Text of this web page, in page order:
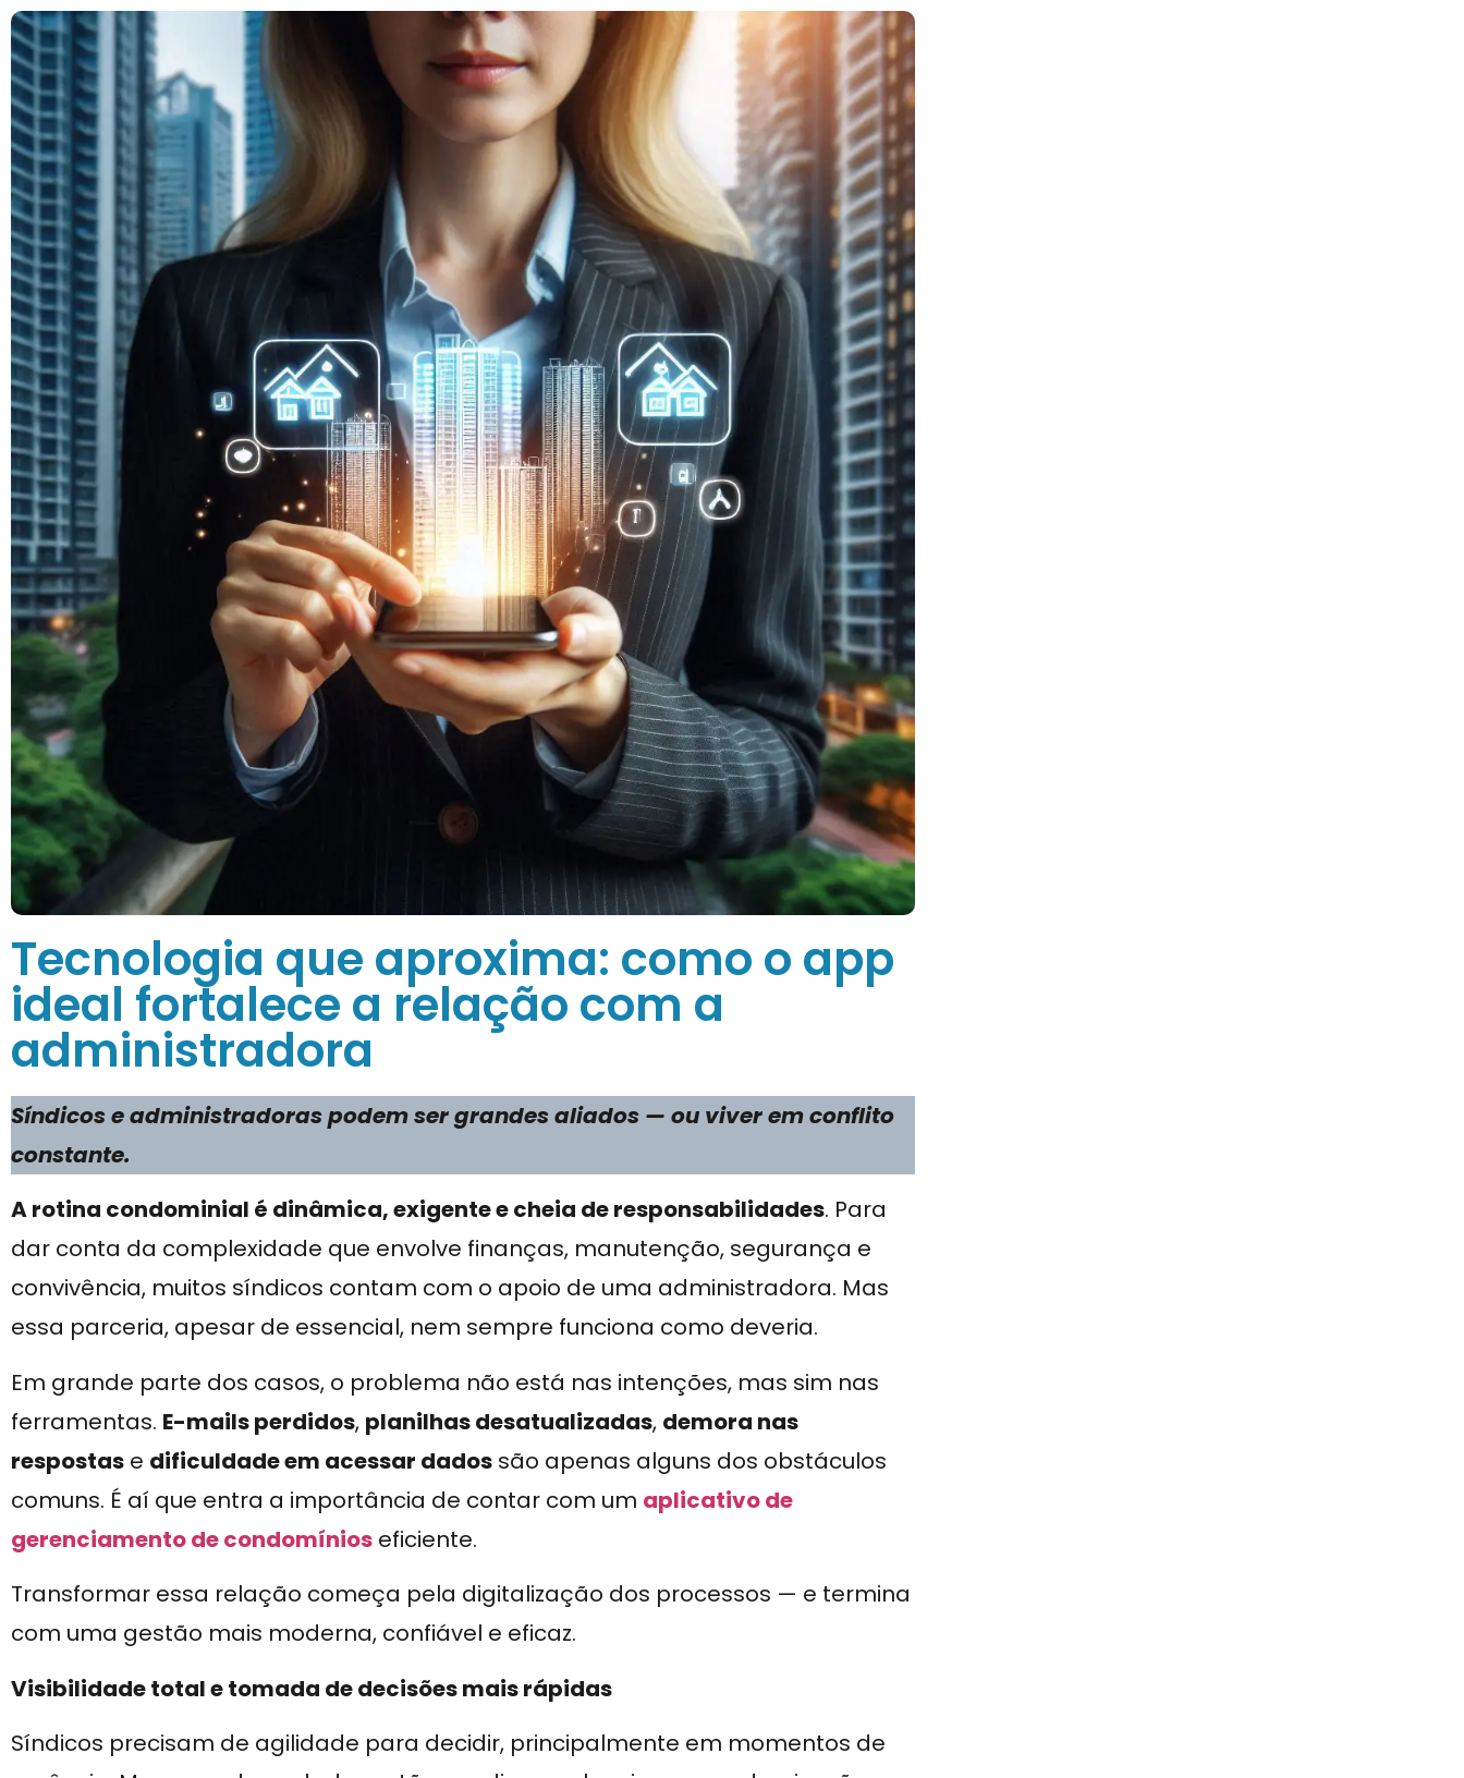
Tecnologia que aproxima: como o app
ideal fortalece a relação com a
administradora
Síndicos e administradoras podem ser grandes aliados — ou viver em conflito
constante.
A rotina condominial é dinâmica, exigente e cheia de responsabilidades. Para
dar conta da complexidade que envolve finanças, manutenção, segurança e
convivência, muitos síndicos contam com o apoio de uma administradora. Mas
essa parceria, apesar de essencial, nem sempre funciona como deveria.
Em grande parte dos casos, o problema não está nas intenções, mas sim nas
ferramentas. E-mails perdidos, planilhas desatualizadas, demora nas
respostas e dificuldade em acessar dados são apenas alguns dos obstáculos
comuns. É aí que entra a importância de contar com um aplicativo de
gerenciamento de condomínios eficiente.
Transformar essa relação começa pela digitalização dos processos — e termina
com uma gestão mais moderna, confiável e eficaz.
Visibilidade total e tomada de decisões mais rápidas
Síndicos precisam de agilidade para decidir, principalmente em momentos de